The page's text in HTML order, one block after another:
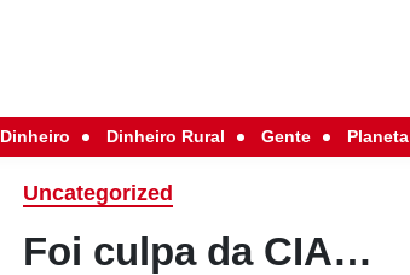
Dinheiro Dinheiro Rural Gente Planeta
Uncategorized
Foi culpa da CIA…